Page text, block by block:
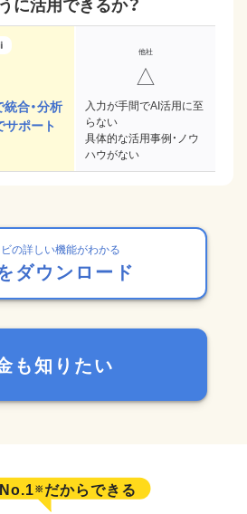
合・分析
サポート
△
入力が手間でAI活用に至
らない
具体的な活用事例・ノウ
ハウがない
の詳しい機能がわかる
ダウンロード
も知りたい
※ だからできる